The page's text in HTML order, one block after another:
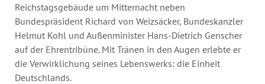
Reichstagsgebäude um Mitternacht neben
Bundespräsident Richard von Weizsäcker, Bundeskanzler
Helmut Kohl und Außenminister Hans-Dietrich Genscher
auf der Ehrentribüne. Mit Tränen in den Augen erlebte er
die Verwirklichung seines Lebenswerks: die Einheit
Deutschlands.